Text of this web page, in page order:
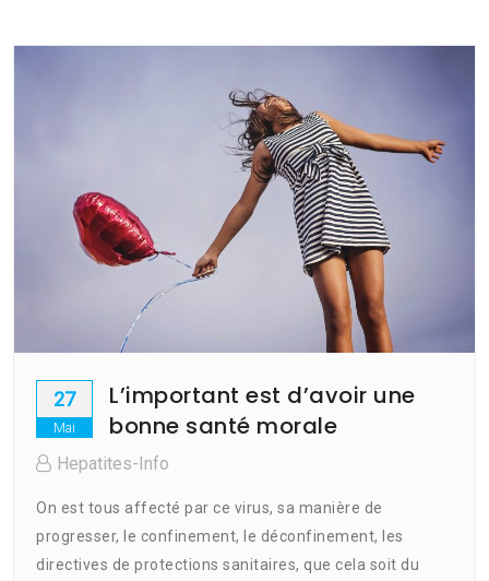
27
Mai
L’important est d’avoir une
bonne santé morale
Hepatites-Info
On est tous affecté par ce virus, sa manière de
progresser, le confinement, le déconfinement, les
directives de protections sanitaires, que cela soit du